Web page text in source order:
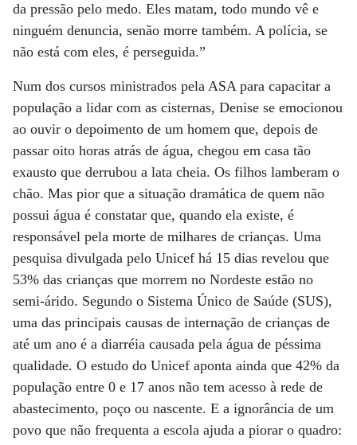
da pressão pelo medo. Eles matam, todo mundo vê e
ninguém denuncia, senão morre também. A polícia, se
não está com eles, é perseguida.”
Num dos cursos ministrados pela ASA para capacitar a
população a lidar com as cisternas, Denise se emocionou
ao ouvir o depoimento de um homem que, depois de
passar oito horas atrás de água, chegou em casa tão
exausto que derrubou a lata cheia. Os filhos lamberam o
chão. Mas pior que a situação dramática de quem não
possui água é constatar que, quando ela existe, é
responsável pela morte de milhares de crianças. Uma
pesquisa divulgada pelo Unicef há 15 dias revelou que
53% das crianças que morrem no Nordeste estão no
semi-árido. Segundo o Sistema Único de Saúde (SUS),
uma das principais causas de internação de crianças de
até um ano é a diarréia causada pela água de péssima
qualidade. O estudo do Unicef aponta ainda que 42% da
população entre 0 e 17 anos não tem acesso à rede de
abastecimento, poço ou nascente. E a ignorância de um
povo que não frequenta a escola ajuda a piorar o quadro: